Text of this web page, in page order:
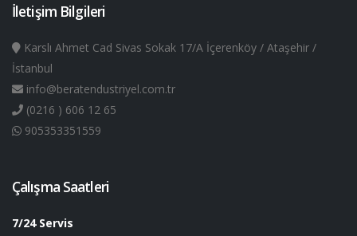
İletişim Bilgileri
Karslı Ahmet Cad Sivas Sokak 17/A İçerenköy / Ataşehir /
İstanbul
info@beratendustriyel.com.tr
(0216 ) 606 12 65
905353351559
Çalışma Saatleri
7/24 Servis